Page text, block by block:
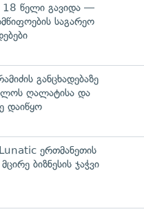
18 წელი გავიდა —
საგარეო
განცხადებაზე
ღალატისა და
დაიწყო
ერთმანეთის
ბიზნესის ჯაჭვი